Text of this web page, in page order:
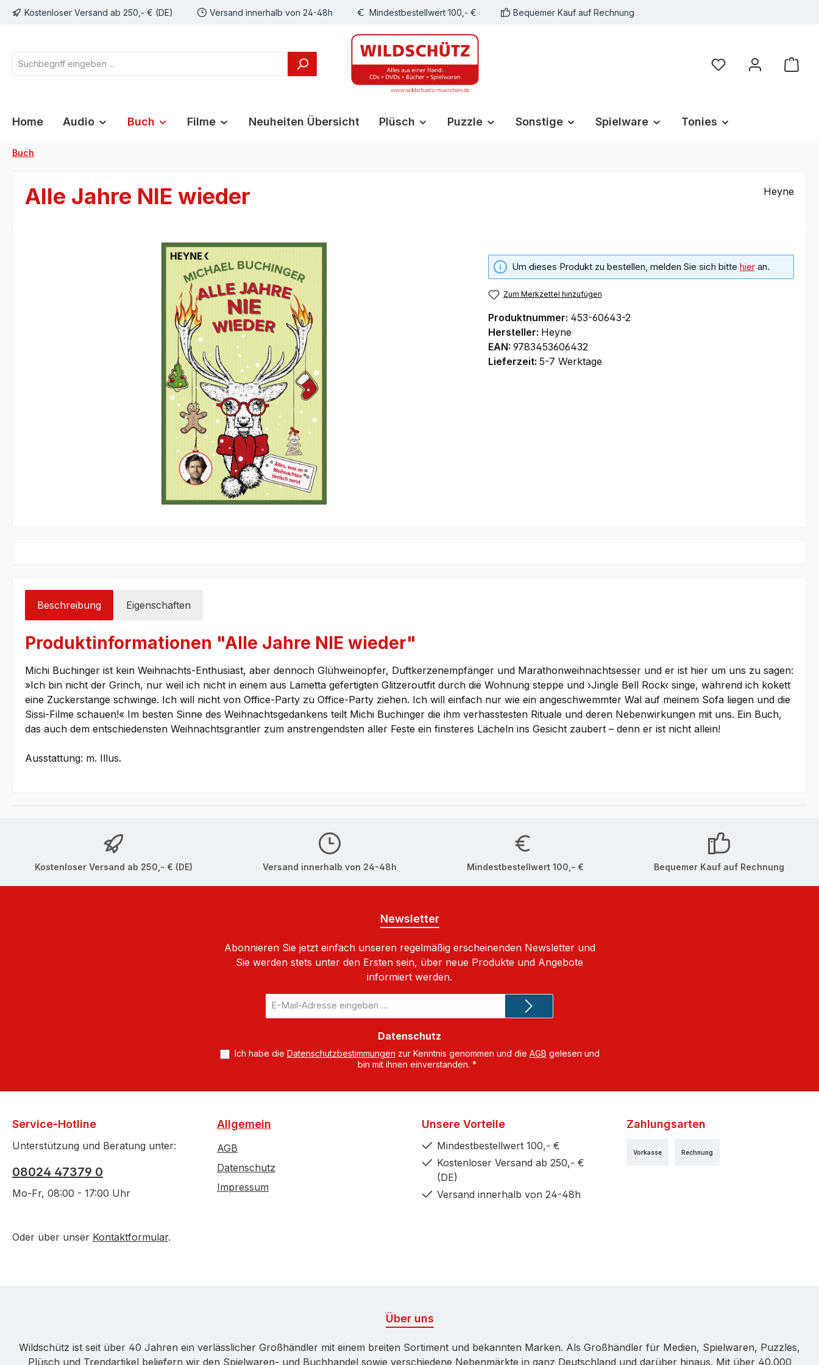
Zur Hauptnavigation springen
Kostenloser Versand ab 250,- € (DE) Versand innerhalb von 24-48h Mindestbestellwert 100,- € Bequemer Kauf auf Rechnung
Du hast 0 Produkte
Home Audio Buch Filme Neuheiten Übersicht Plüsch Puzzle Sonstige Spielware Tonies
Buch
Alle Jahre NIE wieder Heyne
Um dieses Produkt zu bestellen, melden Sie sich bitte hieran.
Zum Merkzettel hinzufügen
Produktnummer: 453-60643-2
Hersteller: Heyne
EAN: 9783453606432
Lieferzeit: 5-7 Werktage
Beschreibung Eigenschaften
Produktinformationen "Alle Jahre NIE wieder"
Michi Buchinger ist kein Weihnachts-Enthusiast, aber dennoch Glühweinopfer, Duftkerzenempfänger und Marathonweihnachtsesser und er ist hier um uns zu sagen:
»Ich bin nicht der Grinch, nur weil ich nicht in einem aus Lametta gefertigten Glitzeroutfit durch die Wohnung steppe und ›Jingle Bell Rock‹ singe, während ich kokett
eine Zuckerstange schwinge. Ich will nicht von Office-Party zu Office-Party ziehen. Ich will einfach nur wie ein angeschwemmter Wal auf meinem Sofa liegen und die
Sissi-Filme schauen!« Im besten Sinne des Weihnachtsgedankens teilt Michi Buchinger die ihm verhasstesten Rituale und deren Nebenwirkungen mit uns. Ein Buch,
das auch dem entschiedensten Weihnachtsgrantler zum anstrengendsten aller Feste ein finsteres Lächeln ins Gesicht zaubert – denn er ist nicht allein!
Ausstattung: m. Illus.
Kostenloser Versand ab 250,- € (DE) Versand innerhalb von 24-48h Mindestbestellwert 100,- € Bequemer Kauf auf Rechnung
Newsletter
Abonnieren Sie jetzt einfach unseren regelmäßig erscheinenden Newsletter und
Sie werden stets unter den Ersten sein, über neue Produkte und Angebote
informiert werden.
Mail-
Adresse
Datenschutz
Ich habe die Datenschutzbestimmungen zur Kenntnis genommen und die AGB gelesen und
bin mit ihnen einverstanden. *
Service-Hotline
Unterstützung und Beratung unter:
08024 47379 0
Mo-Fr, 08:00 - 17:00 Uhr
Oder über unser Kontaktformular.
Allgemein
AGB
Datenschutz
Impressum
Unsere Vorteile
Mindestbestellwert 100,- €
Kostenloser Versand ab 250,- €
(DE)
Versand innerhalb von 24-48h
Zahlungsarten
Rechnung
Vorkasse
Über uns
Wildschütz ist seit über 40 Jahren ein verlässlicher Großhändler mit einem breiten Sortiment und bekannten Marken. Als Großhändler für Medien, Spielwaren, Puzzles,
Plüsch und Trendartikel beliefern wir den Spielwaren- und Buchhandel sowie verschiedene Nebenmärkte in ganz Deutschland und darüber hinaus. Mit über 40.000